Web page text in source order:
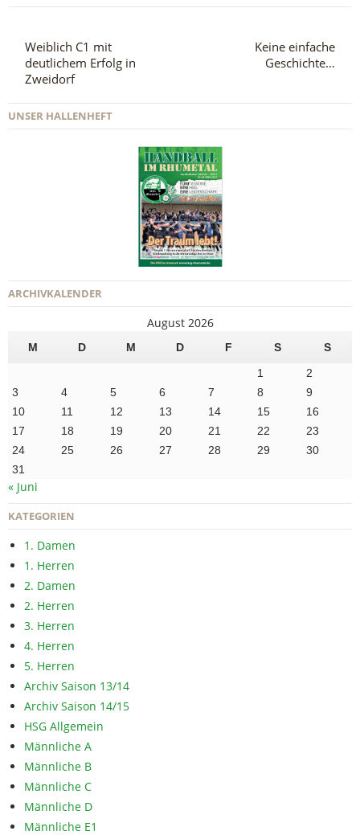
Weiblich C1 mit
deutlichem Erfolg in
Zweidorf
Keine einfache
Geschichte…
UNSER HALLENHEFT
ARCHIVKALENDER
August 2026
M D M D F S
S
1
2
3
4 5 6 7 8
9
10
11 12 13 14 15
16
17
18 19 20 21 22
23
24
25 26 27 28 29
30
31
« Juni
KATEGORIEN
1. Damen
1. Herren
2. Damen
2. Herren
3. Herren
4. Herren
5. Herren
Archiv Saison 13/14
Archiv Saison 14/15
HSG Allgemein
Männliche A
Männliche B
Männliche C
Männliche D
Männliche E1